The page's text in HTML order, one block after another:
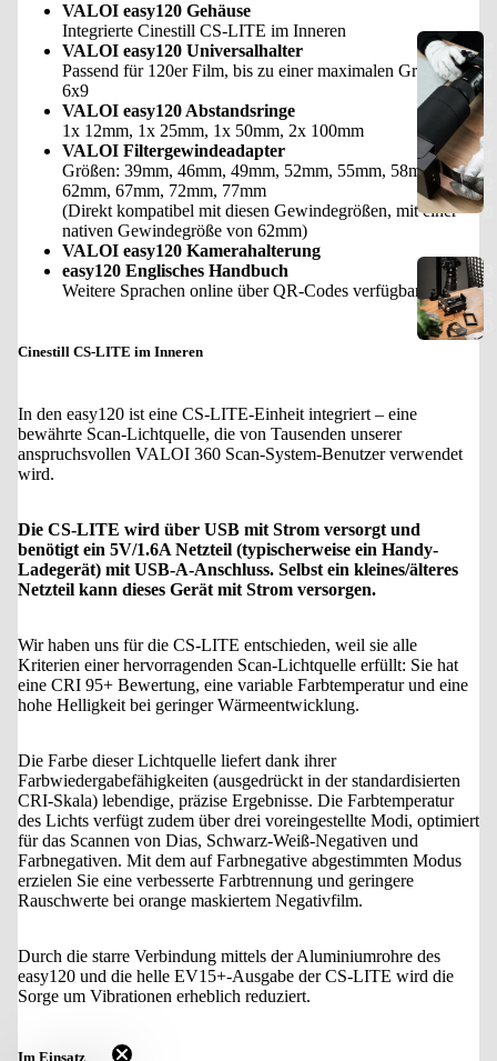
VALOI easy120 Gehäuse
Integrierte Cinestill CS-LITE im Inneren
VALOI easy120 Universalhalter
Passend für 120er Film, bis zu einer maximalen Größe von
6x9
VALOI easy120 Abstandsringe
1x 12mm, 1x 25mm, 1x 50mm, 2x 100mm
VALOI Filtergewindeadapter
Größen: 39mm, 46mm, 49mm, 52mm, 55mm, 58mm,
62mm, 67mm, 72mm, 77mm
(Direkt kompatibel mit diesen Gewindegrößen, mit einer
nativen Gewindegröße von 62mm)
VALOI easy120 Kamerahalterung
easy120 Englisches Handbuch
Weitere Sprachen online über QR-Codes verfügbar
Cinestill CS-LITE im Inneren
In den easy120 ist eine CS-LITE-Einheit integriert – eine
bewährte Scan-Lichtquelle, die von Tausenden unserer
anspruchsvollen VALOI 360 Scan-System-Benutzer verwendet
wird.
Die CS-LITE wird über USB mit Strom versorgt und
benötigt ein 5V/1.6A Netzteil (typischerweise ein Handy-
Ladegerät) mit USB-A-Anschluss. Selbst ein kleines/älteres
Netzteil kann dieses Gerät mit Strom versorgen.
Wir haben uns für die CS-LITE entschieden, weil sie alle
Kriterien einer hervorragenden Scan-Lichtquelle erfüllt: Sie hat
eine CRI 95+ Bewertung, eine variable Farbtemperatur und eine
hohe Helligkeit bei geringer Wärmeentwicklung.
Die Farbe dieser Lichtquelle liefert dank ihrer
Farbwiedergabefähigkeiten (ausgedrückt in der standardisierten
CRI-Skala) lebendige, präzise Ergebnisse. Die Farbtemperatur
des Lichts verfügt zudem über drei voreingestellte Modi, optimiert
für das Scannen von Dias, Schwarz-Weiß-Negativen und
Farbnegativen. Mit dem auf Farbnegative abgestimmten Modus
erzielen Sie eine verbesserte Farbtrennung und geringere
Rauschwerte bei orange maskiertem Negativfilm.
Durch die starre Verbindung mittels der Aluminiumrohre des
easy120 und die helle EV15+-Ausgabe der CS-LITE wird die
Sorge um Vibrationen erheblich reduziert.
Im Einsatz